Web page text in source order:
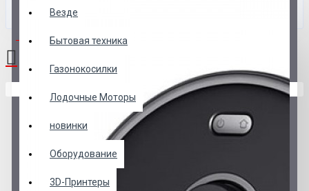
Везде
Бытовая техника
Газонокосилки
Лодочные Моторы
новинки
Оборудование
3D-Принтеры
0 товар(ов) - 0 р.